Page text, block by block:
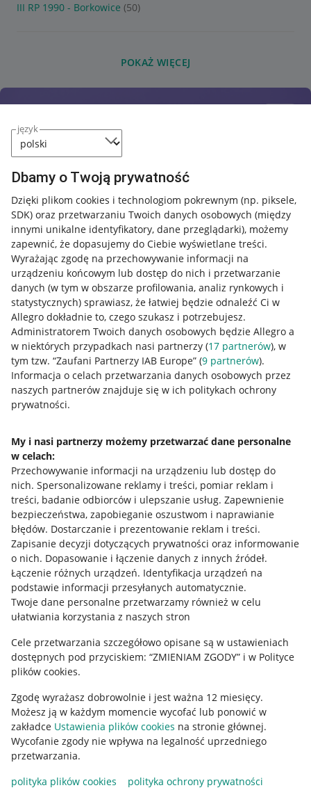
język
Dbamy o Twoją prywatność
Dzięki plikom cookies i technologiom pokrewnym (np. piksele,
SDK) oraz przetwarzaniu Twoich danych osobowych (między
innymi unikalne identyfikatory, dane przeglądarki), możemy
zapewnić, że dopasujemy do Ciebie wyświetlane treści.
Wyrażając zgodę na przechowywanie informacji na
urządzeniu końcowym lub dostęp do nich i przetwarzanie
danych (w tym w obszarze profilowania, analiz rynkowych i
statystycznych) sprawiasz, że łatwiej będzie odnaleźć Ci w
Allegro dokładnie to, czego szukasz i potrzebujesz.
Administratorem Twoich danych osobowych będzie Allegro a
w niektórych przypadkach nasi partnerzy (17 partnerów), w
tym tzw. “Zaufani Partnerzy IAB Europe” (9 partnerów).
Informacja o celach przetwarzania danych osobowych przez
naszych partnerów znajduje się w ich politykach ochrony
prywatności.
My i nasi partnerzy możemy przetwarzać dane personalne
w celach:
Przechowywanie informacji na urządzeniu lub dostęp do
nich. Spersonalizowane reklamy i treści, pomiar reklam i
treści, badanie odbiorców i ulepszanie usług. Zapewnienie
bezpieczeństwa, zapobieganie oszustwom i naprawianie
błędów. Dostarczanie i prezentowanie reklam i treści.
Zapisanie decyzji dotyczących prywatności oraz informowanie
o nich. Dopasowanie i łączenie danych z innych źródeł.
Łączenie różnych urządzeń. Identyfikacja urządzeń na
podstawie informacji przesyłanych automatycznie.
Twoje dane personalne przetwarzamy również w celu
ułatwiania korzystania z naszych stron
Cele przetwarzania szczegółowo opisane są w ustawieniach
dostępnych pod przyciskiem: “ZMIENIAM ZGODY” i w Polityce
plików cookies.
Zgodę wyrażasz dobrowolnie i jest ważna 12 miesięcy.
Możesz ją w każdym momencie wycofać lub ponowić w
zakładce Ustawienia plików cookies na stronie głównej.
Wycofanie zgody nie wpływa na legalność uprzedniego
przetwarzania.
polityka plików cookies
polityka ochrony prywatności
III RP 1990 - Borkowice (50)
POKAŻ WIĘCEJ
Przydatne informacje
Jak to działa
Allegro Gadane dla sprzedających
Allegro Gadane dla kupujących
Mapa miejscowości
Informacje prawne
Regulamin
Polityka plików "cookies"
Ustawienia plików "cookies"
Udostępnianie lokalizacji
Informacje dla Aktu o Usługach Cyfrowych
Pobierz aplikację